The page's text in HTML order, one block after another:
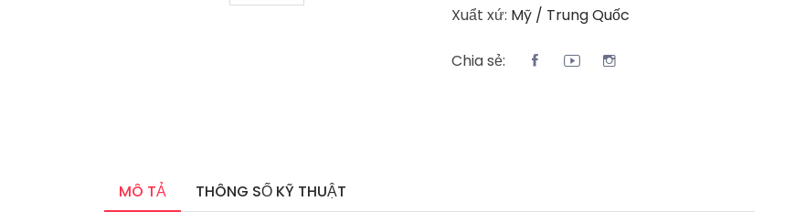
Xuẩt xứ: Mỹ / Trung Quốc
Chia sẻ:
MÔ TẢ THÔNG SỐ KỸ THUẬT